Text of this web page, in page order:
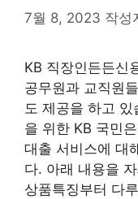
7월 8, 2023 작성
KB 직장인든든신
공무원과 교직원
도 제공을 하고
을 위한 KB 국민
대출 서비스에 대
다. 아래 내용을
상품특징부터 다